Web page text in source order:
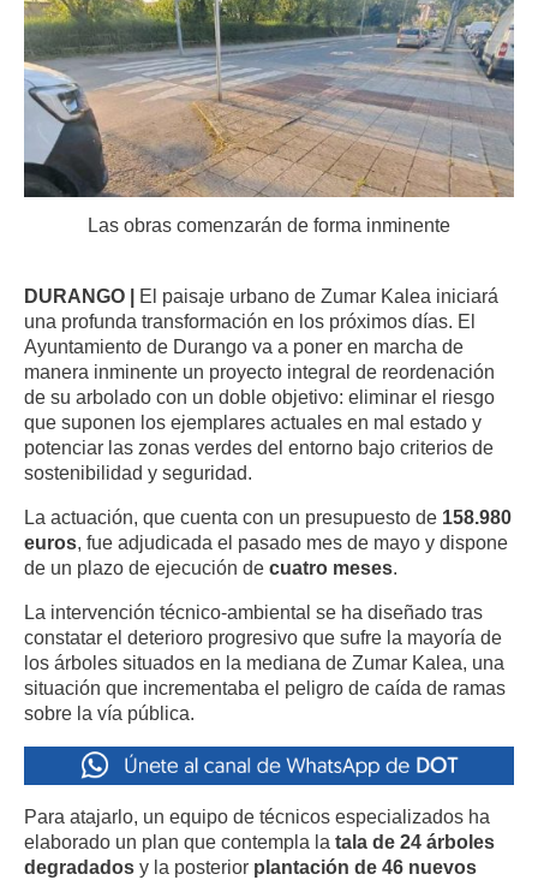
Las obras comenzarán de forma inminente
DURANGO | El paisaje urbano de Zumar Kalea iniciará
una profunda transformación en los próximos días. El
Ayuntamiento de Durango va a poner en marcha de
manera inminente un proyecto integral de reordenación
de su arbolado con un doble objetivo: eliminar el riesgo
que suponen los ejemplares actuales en mal estado y
potenciar las zonas verdes del entorno bajo criterios de
sostenibilidad y seguridad.
La actuación, que cuenta con un presupuesto de 158.980
euros, fue adjudicada el pasado mes de mayo y dispone
de un plazo de ejecución de cuatro meses.
La intervención técnico-ambiental se ha diseñado tras
constatar el deterioro progresivo que sufre la mayoría de
los árboles situados en la mediana de Zumar Kalea, una
situación que incrementaba el peligro de caída de ramas
sobre la vía pública.
Para atajarlo, un equipo de técnicos especializados ha
elaborado un plan que contempla la tala de 24 árboles
degradados y la posterior plantación de 46 nuevos